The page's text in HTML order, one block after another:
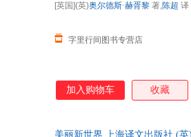
字里行间图书专营店
[英国](英)奥尔德斯·赫胥黎 著,陈超 译
加入购物车 收藏
美丽新世界 上海译文出版社 (